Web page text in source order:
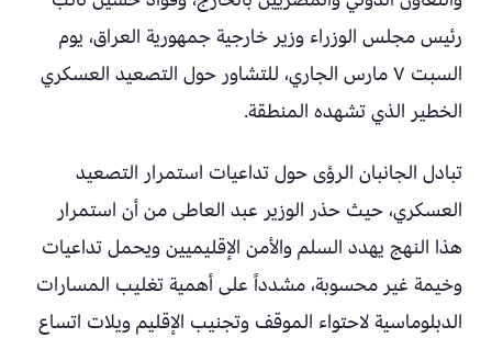
رئيس مجلس الوزراء وزير خارجية جمهورية العراق، يوم
السبت ٧ مارس الجاري، للتشاور حول التصعيد العسكري
الخطير الذي تشهده المنطقة.
تبادل الجانبان الرؤى حول تداعيات استمرار التصعيد
العسكري، حيث حذر الوزير عبد العاطى من أن استمرار
هذا النهج يهدد السلم والأمن الإقليميين ويحمل تداعيات
وخيمة غير محسوبة، مشدداً على أهمية تغليب المسارات
الدبلوماسية لاحتواء الموقف وتجنيب الإقليم ويلات اتساع